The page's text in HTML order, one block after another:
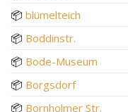
📦 blümelteich
📦 Boddinstr.
📦 Bode-Museum
📦 Borgsdorf
📦 Bornholmer Str.